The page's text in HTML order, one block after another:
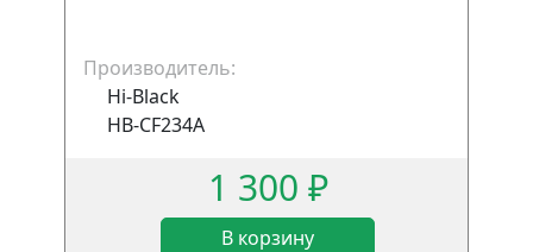
Производитель:
Hi-Black
HB-CF234A
1 300 ₽
В корзину